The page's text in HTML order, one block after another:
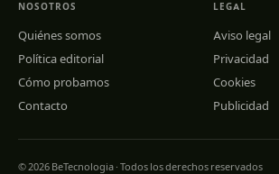
NOSOTROS
Quiénes somos
Política editorial
Cómo probamos
Contacto
LEGAL
Aviso legal
Privacidad
Cookies
Publicidad
© 2026 BeTecnologia · Todos los derechos reservados